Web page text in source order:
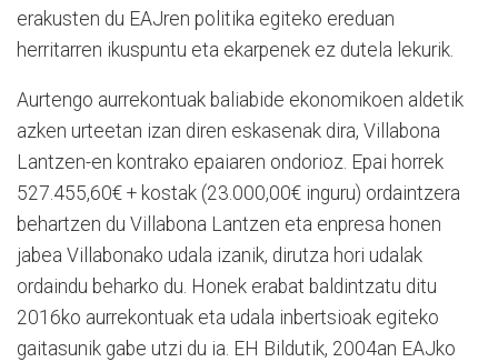
erakusten du EAJren politika egiteko ereduan
herritarren ikuspuntu eta ekarpenek ez dutela lekurik.
Aurtengo aurrekontuak baliabide ekonomikoen aldetik
azken urteetan izan diren eskasenak dira, Villabona
Lantzen-en kontrako epaiaren ondorioz. Epai horrek
527.455,60€ + kostak (23.000,00€ inguru) ordaintzera
behartzen du Villabona Lantzen eta enpresa honen
jabea Villabonako udala izanik, dirutza hori udalak
ordaindu beharko du. Honek erabat baldintzatu ditu
2016ko aurrekontuak eta udala inbertsioak egiteko
gaitasunik gabe utzi du ia. EH Bildutik, 2004an EAJko